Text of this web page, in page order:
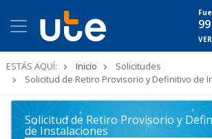
ESTÁS AQUÍ: Inicio
Solicitudes
Solicitud de Retiro Provisorio y Definitivo de
Solicitud de Retiro Provisorio y
de Instalaciones